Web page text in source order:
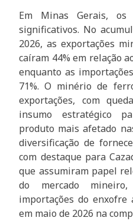
Em Minas Gerais,
significativos. No
2026, as exportações
caíram 44% em relação
enquanto as
71%. O minério de
exportações, com
insumo estratégico
produto mais afetado
diversificação de
com destaque para
que assumiram papel
do mercado
importações do enxofre
em maio de 2026 na